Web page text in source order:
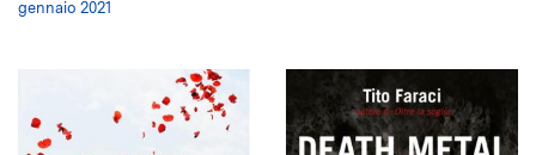
gennaio 2021